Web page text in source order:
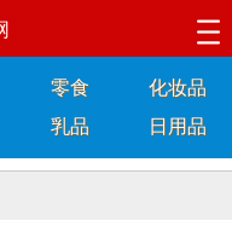
零食
化妆品
乳品 日用品